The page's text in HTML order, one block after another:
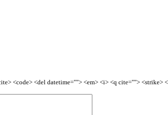
<code> <del datetime=""> <em> <i> <q cite=""> <strike>